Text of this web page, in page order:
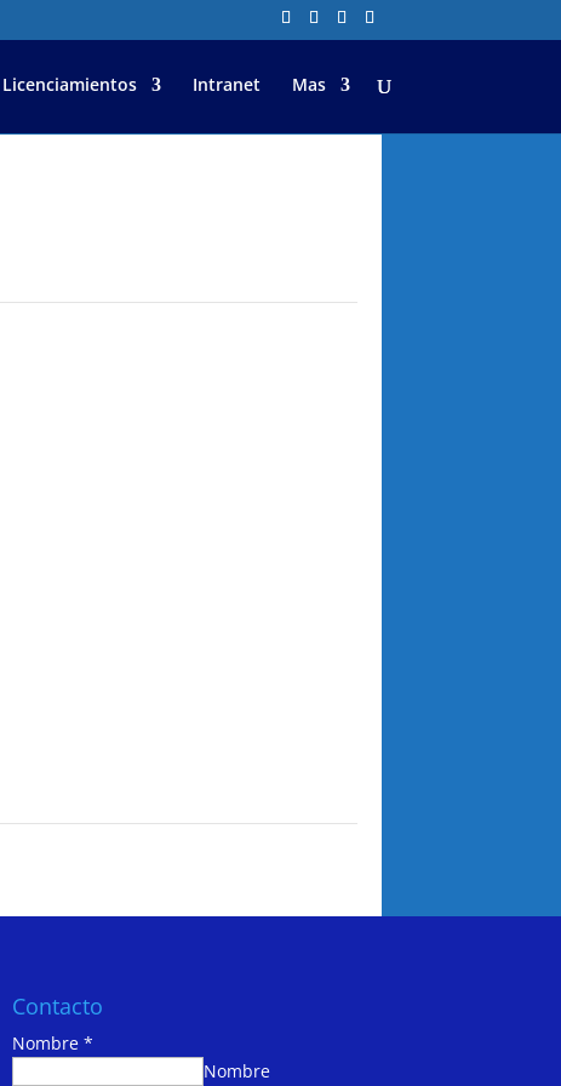
Licenciamientos Intranet Mas
Contacto
Nombre *
Nombre